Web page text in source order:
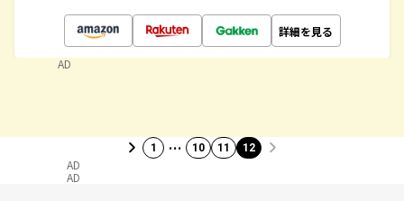
詳細を見る
AD
1 … 10 11 12
AD
AD